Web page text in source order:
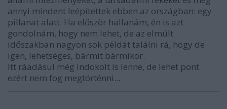
annyi mindent leépítettek ebben az országban: egy
pillanat alatt. Ha először hallanám, én is azt
gondolnám, hogy nem lehet, de az elmúlt
időszakban nagyon sok példát találni rá, hogy de
igen, lehetséges, bármit bármikor.
Itt ráadásul még indokolt is lenne, de lehet pont
ezért nem fog megtörténni...